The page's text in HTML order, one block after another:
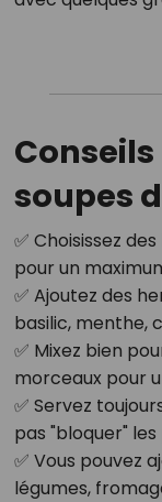
soupes
✅ Choisissez
pour un
✅ Ajoutez des
basilic, menthe,
✅ Mixez bien
morceaux pour
✅ Servez
pas "bloquer" les
✅ Vous pouvez
légumes,